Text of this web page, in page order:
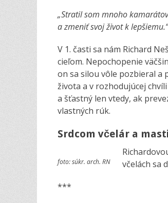
t
e
o
n
h
o
„Stratil som mnoho
a zmeniť svoj život k lepšiemu.“
V 1. časti sa nám Richard
cieľom. Nepochopenie
on sa silou vôle pozbieral a
života a v rozhodujúcej
a šťastný len vtedy, ak
vlastných rúk.
Srdcom včelár a
foto: súkr. arch. RN
včelách sa
***